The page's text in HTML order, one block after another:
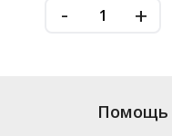
- +
. В ассортименте
его в корзину для
Помощь